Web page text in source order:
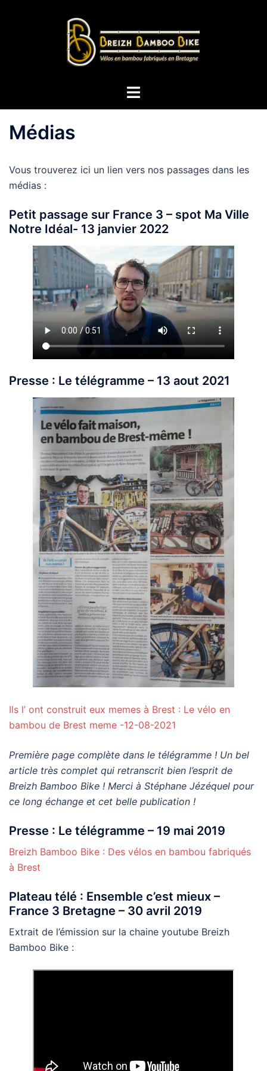
Ouvrir/fermer
Médias
Vous trouverez ici un lien vers nos passages dans les
médias :
Petit passage sur France 3 – spot Ma Ville
Notre Idéal- 13 janvier 2022
Presse : Le télégramme – 13 aout 2021
Ils l’ ont construit eux memes à Brest : Le vélo en
bambou de Brest meme -12-08-2021
Première page complète dans le télégramme ! Un bel
article très complet qui retranscrit bien l’esprit de
Breizh Bamboo Bike ! Merci à Stéphane Jézéquel pour
ce long échange et cet belle publication !
Presse : Le télégramme – 19 mai 2019
Breizh Bamboo Bike : Des vélos en bambou fabriqués
à Brest
Plateau télé : Ensemble c’est mieux –
France 3 Bretagne – 30 avril 2019
Extrait de l’émission sur la chaine youtube Breizh
Bamboo Bike :